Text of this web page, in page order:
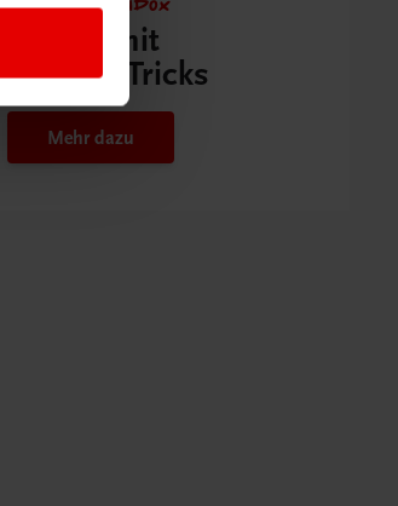
Videos mit
Tipps & Tricks
Mehr dazu